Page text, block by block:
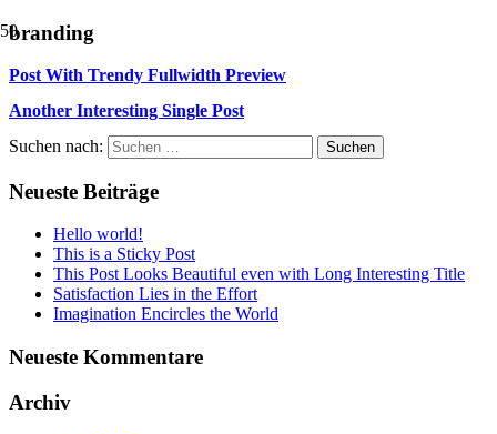
branding
Post With Trendy Fullwidth Preview
Another Interesting Single Post
Suchen nach:
Neueste Beiträge
Hello world!
This is a Sticky Post
This Post Looks Beautiful even with Long Interesting Title
Satisfaction Lies in the Effort
Imagination Encircles the World
Neueste Kommentare
Archiv